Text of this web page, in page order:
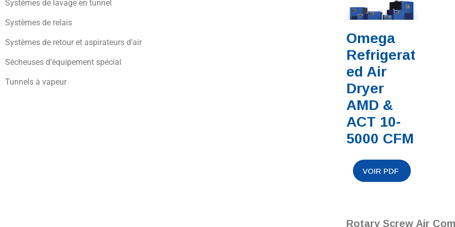
Systèmes de lavage en tunnel
Systèmes de relais
Systèmes de retour et aspirateurs d’air
Sécheuses d’équipement spécial
Tunnels à vapeur
Omega
Refrigerat
ed Air
Dryer
AMD &
ACT 10-
5000 CFM
Rotary Screw Air